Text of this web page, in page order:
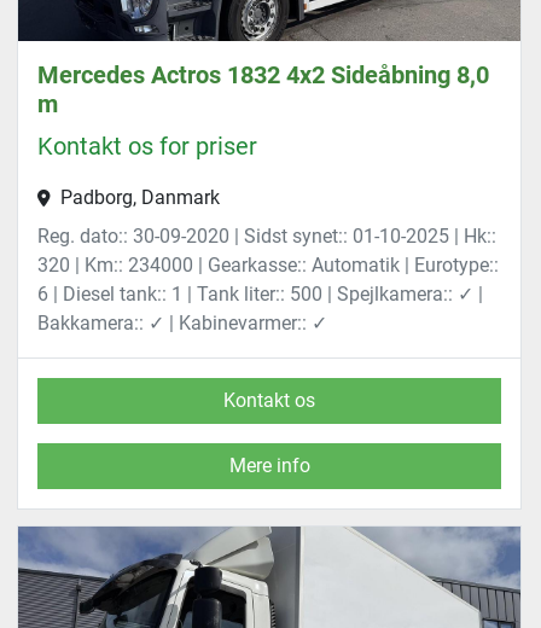
Mercedes Actros 1832 4x2 Sideåbning 8,0
m
Kontakt os for priser
Padborg, Danmark
Reg. dato:: 30-09-2020 | Sidst synet:: 01-10-2025 | Hk::
320 | Km:: 234000 | Gearkasse:: Automatik | Eurotype::
6 | Diesel tank:: 1 | Tank liter:: 500 | Spejlkamera:: ✓ |
Bakkamera:: ✓ | Kabinevarmer:: ✓
Kontakt os
Mere info